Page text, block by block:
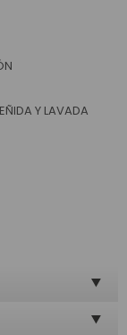
Y LAVADA